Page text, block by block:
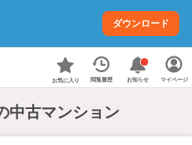
ダウンロード
お気に入り 閲覧履歴 お知らせ マイページ
中古マンション